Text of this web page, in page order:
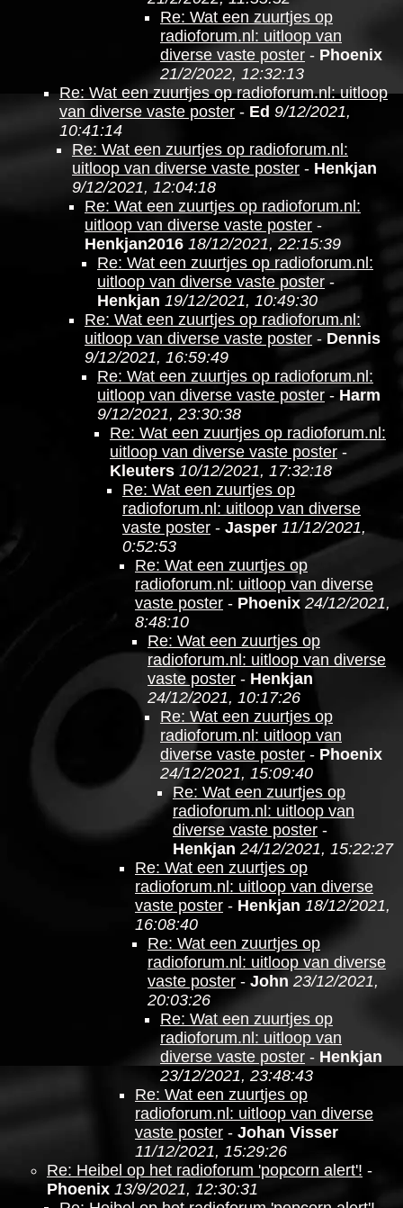
Re: Wat een zuurtjes op
radioforum.nl: uitloop van
diverse vaste poster - Phoenix
21/2/2022, 12:32:13
Re: Wat een zuurtjes op radioforum.nl: uitloop
van diverse vaste poster - Ed 9/12/2021,
10:41:14
Re: Wat een zuurtjes op radioforum.nl:
uitloop van diverse vaste poster - Henkjan
9/12/2021, 12:04:18
Re: Wat een zuurtjes op radioforum.nl:
uitloop van diverse vaste poster -
Henkjan2016 18/12/2021, 22:15:39
Re: Wat een zuurtjes op radioforum.nl:
uitloop van diverse vaste poster -
Henkjan 19/12/2021, 10:49:30
Re: Wat een zuurtjes op radioforum.nl:
uitloop van diverse vaste poster - Dennis
9/12/2021, 16:59:49
Re: Wat een zuurtjes op radioforum.nl:
uitloop van diverse vaste poster - Harm
9/12/2021, 23:30:38
Re: Wat een zuurtjes op radioforum.nl:
uitloop van diverse vaste poster -
Kleuters 10/12/2021, 17:32:18
Re: Wat een zuurtjes op
radioforum.nl: uitloop van diverse
vaste poster - Jasper 11/12/2021,
0:52:53
Re: Wat een zuurtjes op
radioforum.nl: uitloop van diverse
vaste poster - Phoenix 24/12/2021,
8:48:10
Re: Wat een zuurtjes op
radioforum.nl: uitloop van diverse
vaste poster - Henkjan
24/12/2021, 10:17:26
Re: Wat een zuurtjes op
radioforum.nl: uitloop van
diverse vaste poster - Phoenix
24/12/2021, 15:09:40
Re: Wat een zuurtjes op
radioforum.nl: uitloop van
diverse vaste poster -
Henkjan 24/12/2021, 15:22:27
Re: Wat een zuurtjes op
radioforum.nl: uitloop van diverse
vaste poster - Henkjan 18/12/2021,
16:08:40
Re: Wat een zuurtjes op
radioforum.nl: uitloop van diverse
vaste poster - John 23/12/2021,
20:03:26
Re: Wat een zuurtjes op
radioforum.nl: uitloop van
diverse vaste poster - Henkjan
23/12/2021, 23:48:43
Re: Wat een zuurtjes op
radioforum.nl: uitloop van diverse
vaste poster - Johan Visser
11/12/2021, 15:29:26
Re: Heibel op het radioforum 'popcorn alert'! -
Phoenix 13/9/2021, 12:30:31